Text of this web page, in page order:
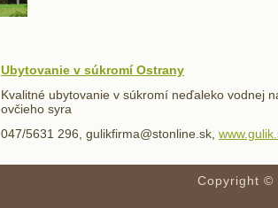
Ubytovanie v súkromí Ostrany
Kvalitné ubytovanie v súkromí neďaleko vodnej
ovčieho syra
047/5631 296, gulikfirma@stonline.sk,
Copyright ©